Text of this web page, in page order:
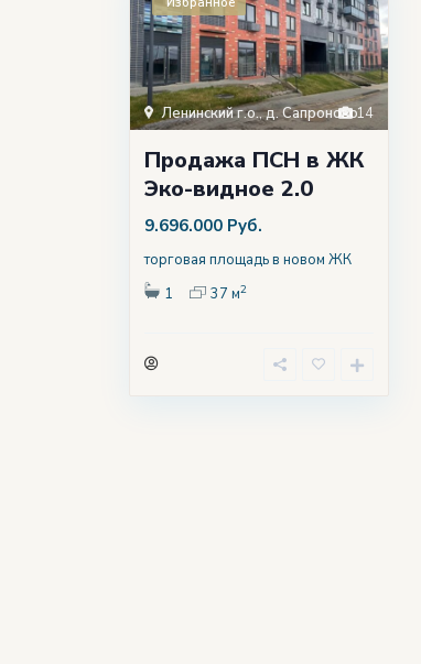
14
Ленинский г.о.,д. Сапроново
Продажа ПСН в ЖК
Эко-видное 2.0
9.696.000 Руб.
торговая площадь в новом ЖК
1
37 м2